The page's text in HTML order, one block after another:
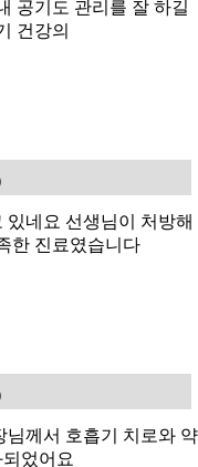
공기도 관리를 잘 하길
건강의
네요 선생님이 처방해
한 진료였습니다
님께서 호흡기 치로와 약
었어요